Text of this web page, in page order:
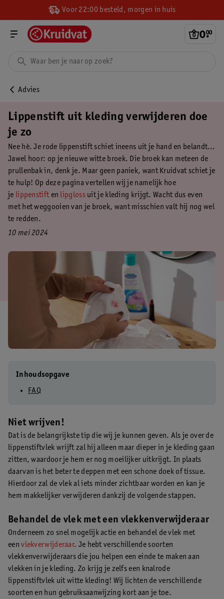
Voor 22:00 besteld, morgen in huis
0.
00
Advies
Lippenstift uit kleding verwijderen doe
je zo
Nee hè. Je rode lippenstift schiet ineens uit je hand en belandt…
Jawel hoor: op je nieuwe witte broek. Die broek kan meteen de
prullenbak in, denk je. Maar geen paniek, want Kruidvat schiet je
te hulp! Op deze pagina vertellen wij je namelijk hoe
je lippenstiften lipglossuit je kleding krijgt. Wacht dus even
met het weggooien van je broek, want misschien valt hij nog wel
te redden.
10 mei 2024
Inhoudsopgave
FAQ
Niet wrijven!
Dat is de belangrijkste tip die wij je kunnen geven. Als je over de
lippenstiftvlek wrijft zal hij alleen maar dieper in je kleding gaan
zitten, waardoor je hem er nog moeilijker uitkrijgt. In plaats
daarvan is het beter te deppen met een schone doek of tissue.
Hierdoor zal de vlek al iets minder zichtbaar worden en kan je
hem makkelijker verwijderen dankzij de volgende stappen.
Behandel de vlek met een vlekkenverwijderaar
Onderneem zo snel mogelijk actie en behandel de vlek met
eenvlekverwijderaar. Je hebt verschillende soorten
vlekkenverwijderaars die jou helpen een einde te maken aan
vlekken in je kleding. Zo krijg je zelfs een knalrode
lippenstiftvlek uit witte kleding! Wij lichten de verschillende
soorten en hun gebruiksaanwijzing kort aan je toe.